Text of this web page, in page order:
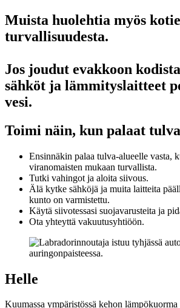
Muista huolehtia myös
turvallisuudesta.
Jos joudut evakkoon
sähköt ja lämmityslaitteet
vesi.
Toimi näin, kun palaat
Ensinnäkin palaa tulva-alueelle vasta,
viranomaisten mukaan turvallista.
Tutki vahingot ja aloita siivous.
Älä kytke sähköjä ja muita laitteita
kunto on varmistettu.
Käytä siivotessasi suojavarusteita ja
Ota yhteyttä vakuutusyhtiöön.
Helle
Kuumassa ympäristössä kehon